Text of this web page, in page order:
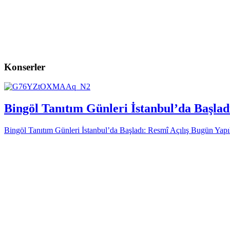
Konserler
Bingöl Tanıtım Günleri İstanbul’da
Bingöl Tanıtım Günleri İstanbul’da Başladı: Resmî Açılış Bugün